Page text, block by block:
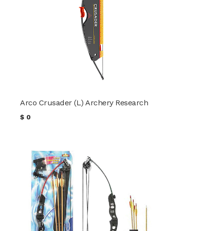
Arco Crusader (L) Archery Research
$ 0